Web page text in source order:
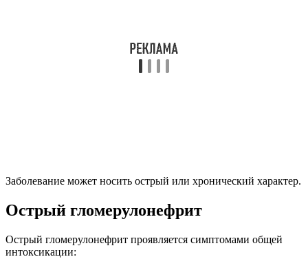
Заболевание может носить острый или хронический характер.
Острый гломерулонефрит
Острый гломерулонефрит проявляется симптомами общей
интоксикации: